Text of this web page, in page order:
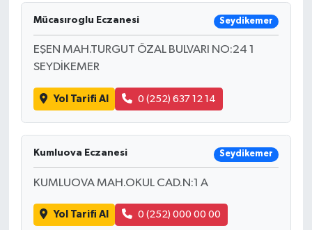
Mücasıroglu Eczanesi Seydikemer
EŞEN MAH.TURGUT ÖZAL BULVARI NO:24 1
SEYDİKEMER
Yol Tarifi Al 0 (252) 637 12 14
Kumluova Eczanesi Seydikemer
KUMLUOVA MAH.OKUL CAD.N:1 A
Yol Tarifi Al 0 (252) 000 00 00